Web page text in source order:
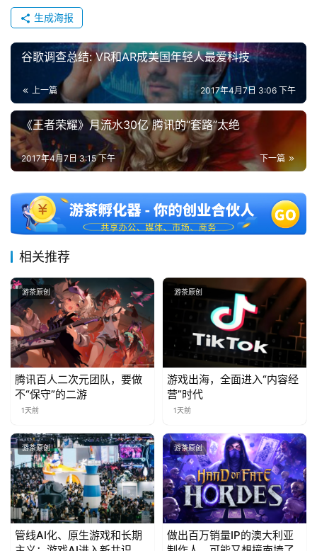
5
第
十
三
金
茶
奖
7
月
3
日
游
茶
对
接
上
海
站
生成海报
谷歌调查总结: VR和AR成美国年轻人最爱科技
上一篇 2017年4月7日 3:06 下午
《王者荣耀》月流水30亿 腾讯的“套路”太绝
下一篇
2017年4月7日 3:15 下午
相关推荐
游茶原创
腾讯百人二次元团队，要做
不“保守”的二游
1天前
游茶原创
游戏出海，全面进入“内容经
营”时代
1天前
游茶原创
管线AI化、原生游戏和长期
游茶原创
做出百万销量IP的澳大利亚